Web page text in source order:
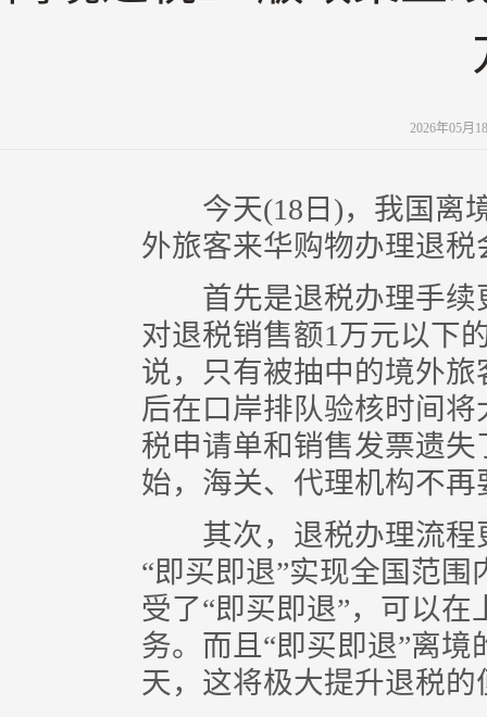
2026年05月
今天(18日)，我国离境
外旅客来华购物办理退税
首先是退税办理手续
对退税销售额1万元以下
说，只有被抽中的境外
后在口岸排队验核时间
税申请单和销售发票遗
始，海关、代理机构不
其次，退税办理流程
“即买即退”实现全国范
受了“即买即退”，可以
务。而且“即买即退”离
天，这将极大提升退税的